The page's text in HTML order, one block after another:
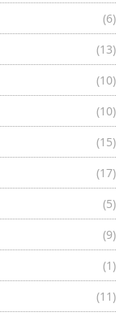
(6)
(13)
(10)
(10)
(15)
(17)
(5)
(9)
(1)
(11)